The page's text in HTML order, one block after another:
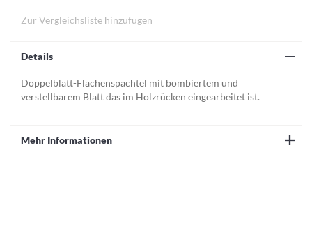
Zur Vergleichsliste hinzufügen
Details
Doppelblatt-Flächenspachtel mit bombiertem und
verstellbarem Blatt das im Holzrücken eingearbeitet ist.
Mehr Informationen